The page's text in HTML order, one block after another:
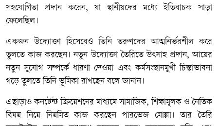
সহযোগিতা প্রদান করেন, যা স্থানীয়দের মধ্যে ইতিবাচক সাড়া
ফেলেছিল।
একজন উদ্যোক্তা হিসেবেও তিনি তরুণদের আত্মনির্ভরশীল করে
তুলতে কাজ করছেন। নতুন উদ্যোক্তা তৈরিতে উৎসাহ প্রদান, আয়ের
নতুন সুযোগ সম্পর্কে ধারণা দেওয়া এবং কর্মসংস্থানমুখী চিন্তাভাবনা
গড়ে তুলতে তিনি ভূমিকা রাখছেন বলে জানান।
এছাড়াও কনটেন্ট ক্রিয়েশনের মাধ্যমে সামাজিক, শিক্ষামূলক ও নৈতিক
বিষয় নিয়ে নিয়মিত কাজ করছেন পারভেজ মোল্লা। তার তৈরি